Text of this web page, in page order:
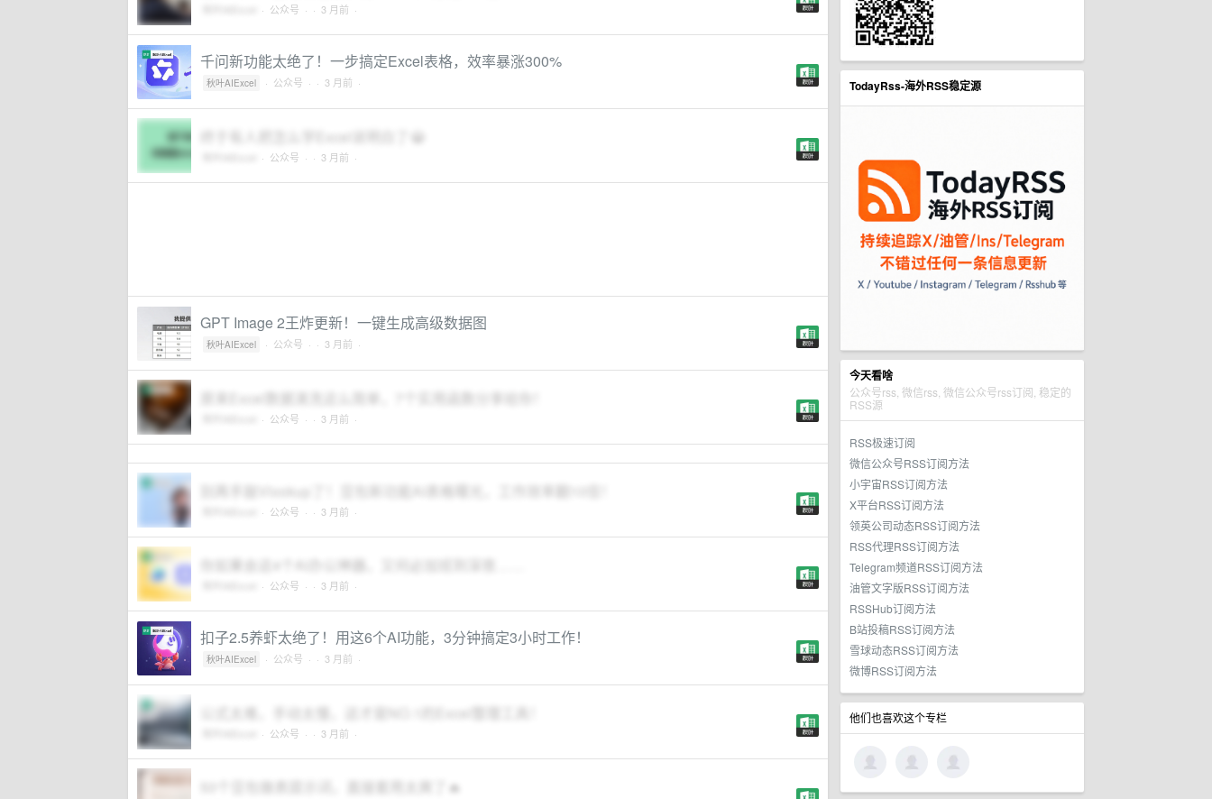
TodayRss-海外RSS稳定源
今天看啥
公众号rss, 微信rss, 微信公众号rss订阅, 稳定的
RSS源
RSS极速订阅
微信公众号RSS订阅方法
小宇宙RSS订阅方法
X平台RSS订阅方法
领英公司动态RSS订阅方法
RSS代理RSS订阅方法
Telegram频道RSS订阅方法
油管文字版RSS订阅方法
RSSHub订阅方法
B站投稿RSS订阅方法
雪球动态RSS订阅方法
微博RSS订阅方法
他们也喜欢这个专栏
· 公众号 · · 3 月前 ·
千问新功能太绝了！一步搞定Excel表格，效率暴涨300%
秋叶AIExcel · 公众号 · · 3 月前 ·
终于有人把怎么学Excel说明白了😭
· 公众号 · · 3 月前 ·
GPT Image 2王炸更新！一键生成高级数据图
秋叶AIExcel · 公众号 · · 3 月前 ·
原来Excel数据清洗这么简单，7个实用函数分享给你！
· 公众号 · · 3 月前 ·
别再手敲Vlookup了！豆包新功能AI表格曝光，工作效率翻10倍！
· 公众号 · · 3 月前 ·
你如果会这4个AI办公神器，又何必加班到深夜……
· 公众号 · · 3 月前 ·
扣子2.5养虾太绝了！用这6个AI功能，3分钟搞定3小时工作！
秋叶AIExcel · 公众号 · · 3 月前 ·
公式太难，手动太慢，这才是NO.1的Excel整理工具！
· 公众号 · · 3 月前 ·
50个豆包做表提示词，直接套用太爽了🔥